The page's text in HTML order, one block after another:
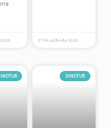
27 de julho de 2026
SINDTUR